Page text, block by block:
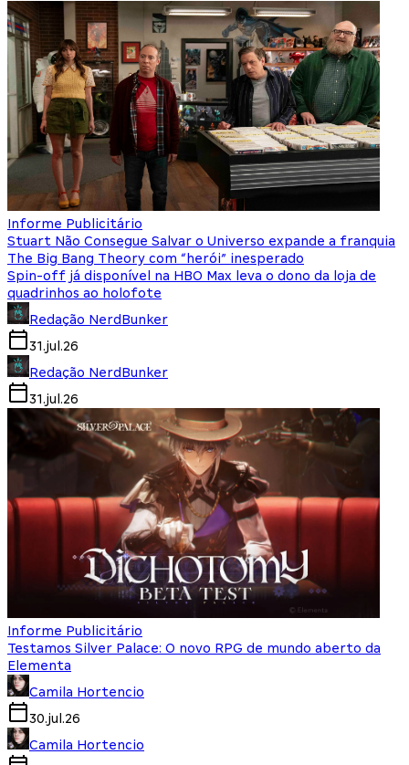
Informe Publicitário
Stuart Não Consegue Salvar o Universo expande a franquia
The Big Bang Theory com “herói” inesperado
Spin-off já disponível na HBO Max leva o dono da loja de
quadrinhos ao holofote
Redação NerdBunker
31.jul.26
Redação NerdBunker
31.jul.26
Informe Publicitário
Testamos Silver Palace: O novo RPG de mundo aberto da
Elementa
Camila Hortencio
30.jul.26
Camila Hortencio